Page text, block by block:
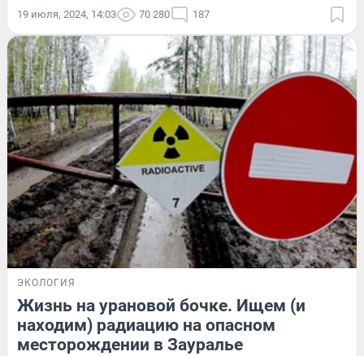
19 июля, 2024, 14:03 70 280 187
ЭКОЛОГИЯ
Жизнь на урановой бочке. Ищем (и
находим) радиацию на опасном
месторождении в Зауралье